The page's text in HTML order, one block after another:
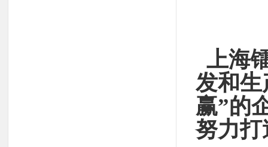
上海
发和生
赢”的
努力打